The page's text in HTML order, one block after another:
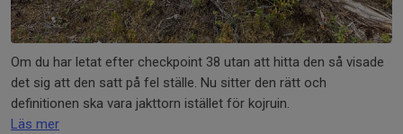
Om du har letat efter checkpoint 38 utan att hitta den så visade
det sig att den satt på fel ställe. Nu sitter den rätt och
definitionen ska vara jakttorn istället för kojruin.
Läs mer